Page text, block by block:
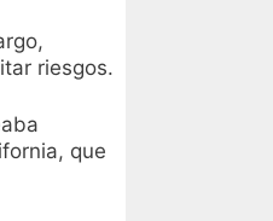
riesgos.
que